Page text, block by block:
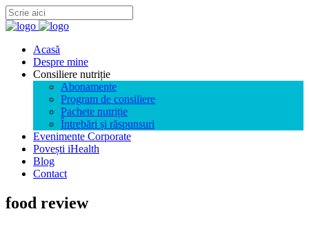
Acasă
Despre mine
Consiliere nutriție
Abonamente
Program de consiliere
Pachete nutriție
Întrebări și răspunsuri
Evenimente Corporate
Povești iHealth
Blog
Contact
food review